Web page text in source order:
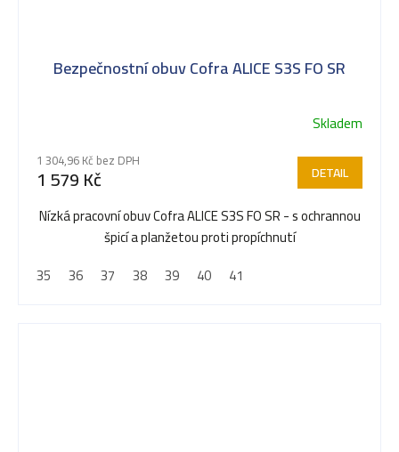
Bezpečnostní obuv Cofra ALICE S3S FO SR
Skladem
1 304,96 Kč bez DPH
1 579 Kč DETAIL
Nízká pracovní obuv Cofra ALICE S3S FO SR - s ochrannou
špicí a planžetou proti propíchnutí
35
36 37 38 39 40 41